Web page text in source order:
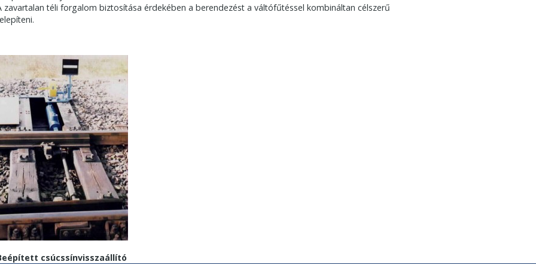
zavartalan téli forgalom biztosítása érdekében a berendezést a váltófűtéssel kombináltan célszerű
csúcssínvisszaállító